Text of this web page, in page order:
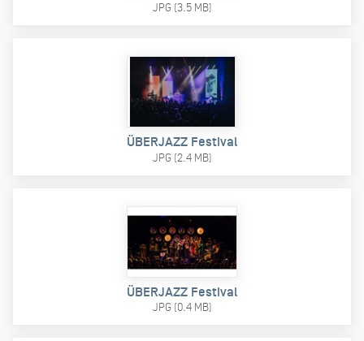
JPG (3.5 MB)
ÜBERJAZZ Festival
JPG (2.4 MB)
ÜBERJAZZ Festival
JPG (0.4 MB)